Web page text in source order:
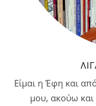
Είμαι η Έφη και
μου, ακούω και